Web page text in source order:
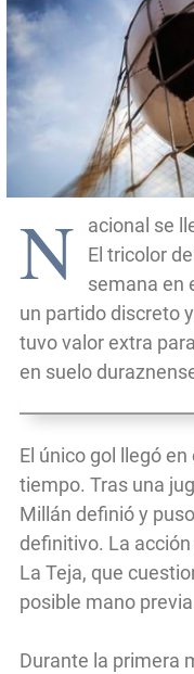
N
acional se
El tricolor
semana en
un partido discreto
tuvo valor extra
en suelo
El único gol llegó
tiempo. Tras una
Millán definió y
definitivo. La
La Teja, que
posible mano
Durante la primera